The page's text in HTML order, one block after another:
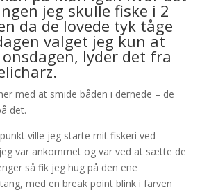
jeg skulle fiske i 2
da de lovede tyk tåge
valget jeg kun at
lyder det fra
med at smide båden i dernede – de
det.
ville jeg starte mit fiskeri ved
var ankommet og var ved at sætte de
så fik jeg hug på den ene
med en break point blink i farven